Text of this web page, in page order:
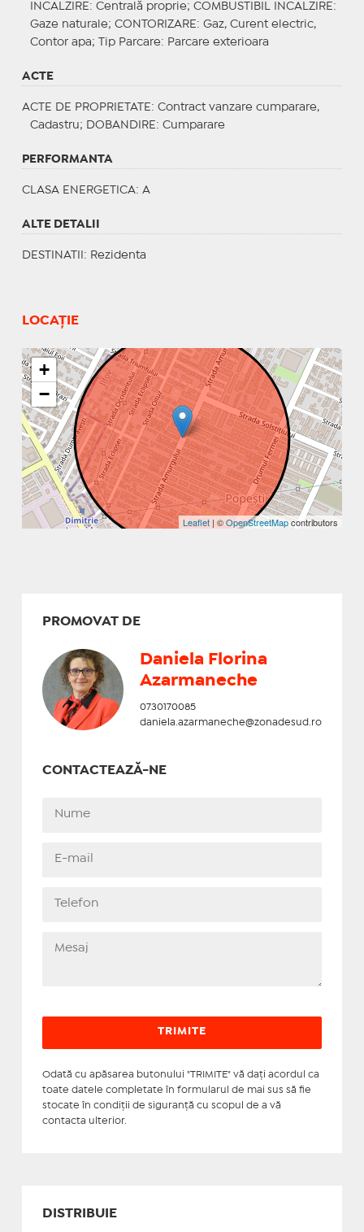
INCALZIRE : Centrală proprie; COMBUSTIBIL INCALZIRE :
Gaze naturale; CONTORIZARE : Gaz, Curent electric,
Contor apa;
Tip Parcare: Parcare exterioara
ACTE
ACTE DE PROPRIETATE : Contract vanzare cumparare,
Cadastru;
DOBANDIRE : Cumparare
PERFORMANTA
CLASA ENERGETICA: A
ALTE DETALII
DESTINATII : Rezidenta
LOCAȚIE
+
−
Leaflet | ©OpenStreetMapcontributors
PROMOVAT DE
Daniela Florina
Azarmaneche
0730170085
daniela.azarmaneche@zonadesud.ro
CONTACTEAZĂ-NE
Odată cu apăsarea butonului "TRIMITE" vă daţi acordul ca
toate datele completate în formularul de mai sus să fie
stocate în condiţii de siguranţă cu scopul de a vă
contacta ulterior.
DISTRIBUIE